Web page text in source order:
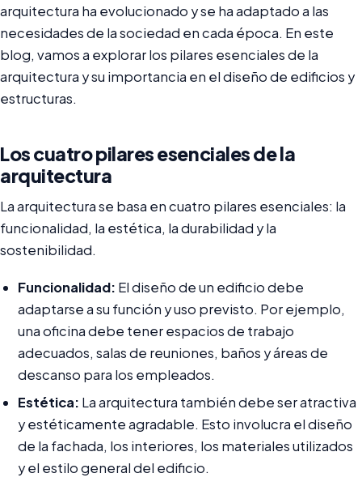
arquitectura ha evolucionado y se ha adaptado a las
necesidades de la sociedad en cada época. En este
blog, vamos a explorar los pilares esenciales de la
arquitectura y su importancia en el diseño de edificios y
estructuras.
Los cuatro pilares esenciales de la
arquitectura
La arquitectura se basa en cuatro pilares esenciales: la
funcionalidad, la estética, la durabilidad y la
sostenibilidad.
Funcionalidad: El diseño de un edificio debe
adaptarse a su función y uso previsto. Por ejemplo,
una oficina debe tener espacios de trabajo
adecuados, salas de reuniones, baños y áreas de
descanso para los empleados.
Estética: La arquitectura también debe ser atractiva
y estéticamente agradable. Esto involucra el diseño
de la fachada, los interiores, los materiales utilizados
y el estilo general del edificio.